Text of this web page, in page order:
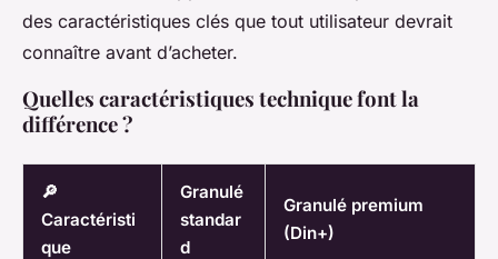
des caractéristiques clés que tout utilisateur devrait
connaître avant d’acheter.
Quelles caractéristiques technique font la
différence ?
🔎
Caractéristi
que
Granulé
standar
d
Granulé premium
(Din+)